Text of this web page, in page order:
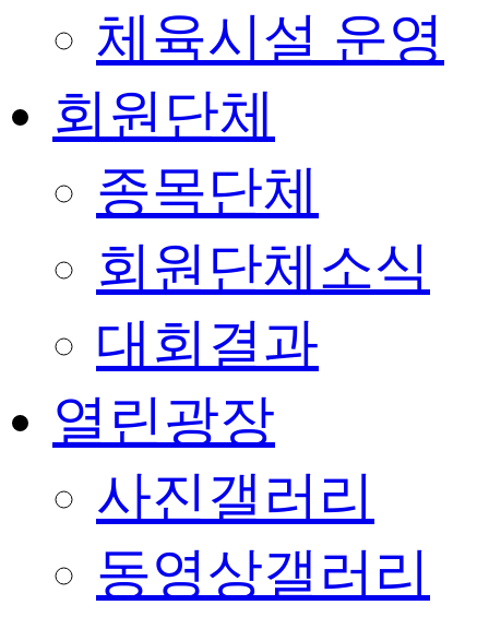
체육시설 운영
회원단체
종목단체
회원단체소식
대회결과
열린광장
사진갤러리
동영상갤러리